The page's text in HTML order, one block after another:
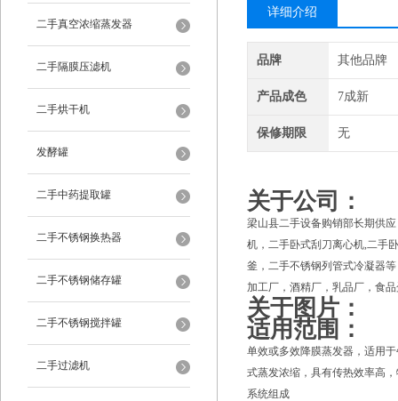
二手真空浓缩蒸发器
二手隔膜压滤机
二手烘干机
发酵罐
二手中药提取罐
二手不锈钢换热器
二手不锈钢储存罐
二手不锈钢搅拌罐
二手过滤机
详细介绍
品牌 其他品牌
产品成色 7成新
保修期限 无
关于公司：
梁山县二手设备购销部长期供
机，二手卧式刮刀离心机,二手
釜，二手不锈钢列管式冷凝器
加工厂，酒精厂，乳品厂，食
关于图片：
适用范围：
单效或多效降膜蒸发器，适用
式蒸发浓缩，具有传热效率高
系统组成